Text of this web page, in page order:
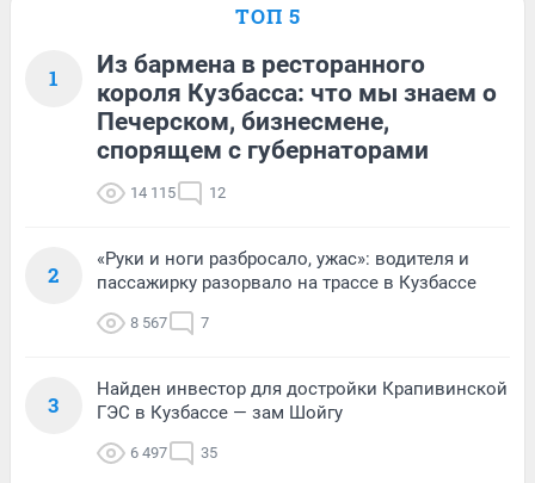
ТОП 5
1
Из бармена в ресторанного
короля Кузбасса: что мы знаем о
Печерском, бизнесмене,
спорящем с губернаторами
14 115 12
2
«Руки и ноги разбросало, ужас»: водителя и
пассажирку разорвало на трассе в Кузбассе
8 567 7
3
Найден инвестор для достройки Крапивинской
ГЭС в Кузбассе — зам Шойгу
6 497 35